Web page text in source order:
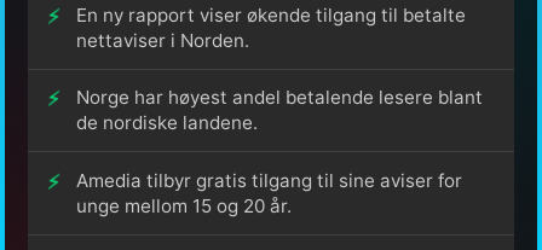
En ny rapport viser økende tilgang til betalte
nettaviser i Norden.
Norge har høyest andel betalende lesere blant
de nordiske landene.
Amedia tilbyr gratis tilgang til sine aviser for
unge mellom 15 og 20 år.